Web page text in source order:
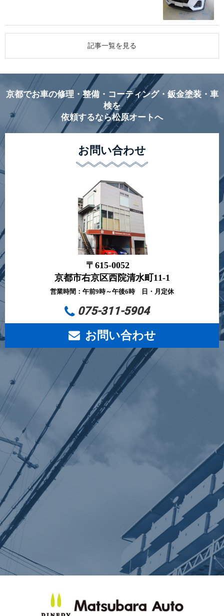
記事一覧を見る
京都でお車の修理・整備・コーティング・鈑金塗装・車
検を
依頼するなら松原オートへ
お問い合わせ
〒615-0052
京都市右京区西院清水町11-1
営業時間：午前9時～午後6時 日・月定休
075-311-5904
お問い合わせ